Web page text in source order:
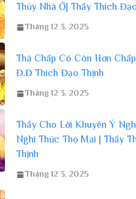
Thủy Nhà Ở| Thầy Thích
Tháng 12 3, 2025
Thà Chấp Có Còn Hơn
Đ.Đ Thích Đạo Thịnh
Tháng 12 3, 2025
Thầy Cho Lời Khuyên Ý
Nghi Thức Thọ Mai | Thầy
Thịnh
Tháng 12 3, 2025